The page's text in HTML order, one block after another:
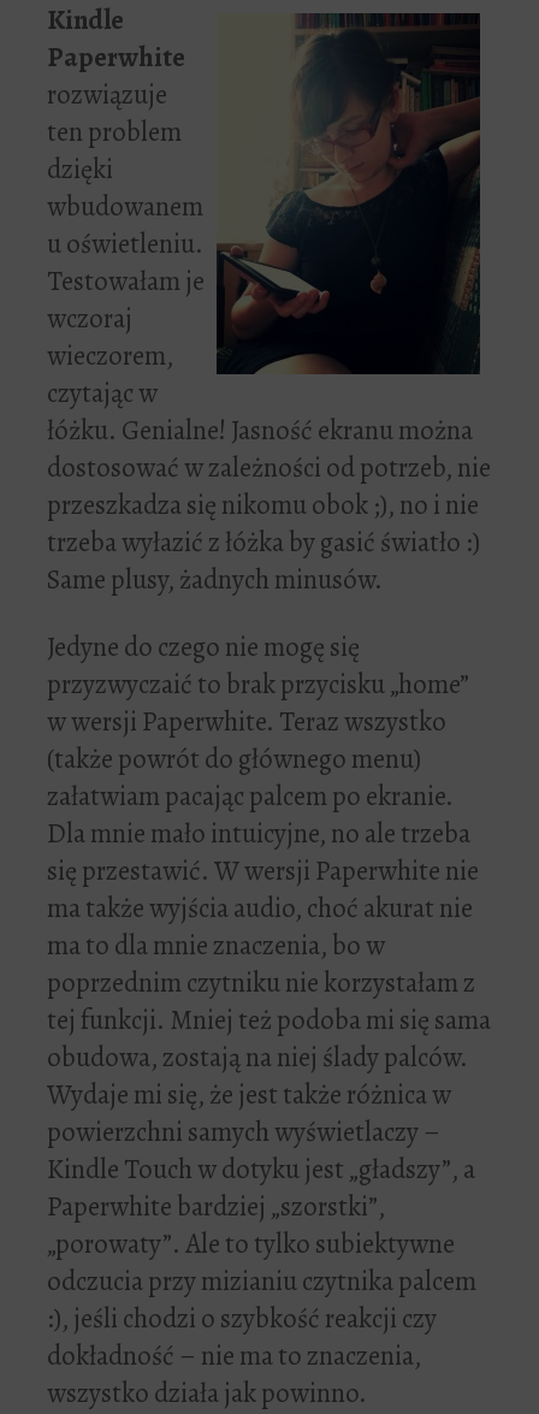
Kindle
Paperwhite
rozwiązuje
ten problem
dzięki
wbudowanem
u oświetleniu.
Testowałam je
wczoraj
wieczorem,
czytając w
łóżku. Genialne! Jasność ekranu można
dostosować w zależności od potrzeb, nie
przeszkadza się nikomu obok ;), no i nie
trzeba wyłazić z łóżka by gasić światło :)
Same plusy, żadnych minusów.
Jedyne do czego nie mogę się
przyzwyczaić to brak przycisku „home”
w wersji Paperwhite. Teraz wszystko
(także powrót do głównego menu)
załatwiam pacając palcem po ekranie.
Dla mnie mało intuicyjne, no ale trzeba
się przestawić. W wersji Paperwhite nie
ma także wyjścia audio, choć akurat nie
ma to dla mnie znaczenia, bo w
poprzednim czytniku nie korzystałam z
tej funkcji. Mniej też podoba mi się sama
obudowa, zostają na niej ślady palców.
Wydaje mi się, że jest także różnica w
powierzchni samych wyświetlaczy –
Kindle Touch w dotyku jest „gładszy”, a
Paperwhite bardziej „szorstki”,
„porowaty”. Ale to tylko subiektywne
odczucia przy mizianiu czytnika palcem
:), jeśli chodzi o szybkość reakcji czy
dokładność – nie ma to znaczenia,
wszystko działa jak powinno.